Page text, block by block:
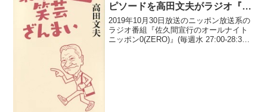
ピソードを高田文夫がラジオ『ビ
バリー昼ズ』でいきなり暴露して
驚く
2019年10月30日放送のニッポン放送系の
ラジオ番組『佐久間宣行のオールナイト
ニッポン0(ZERO)』(毎週水 27:00-28:30)